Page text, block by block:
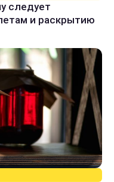
следует
и раскрытию